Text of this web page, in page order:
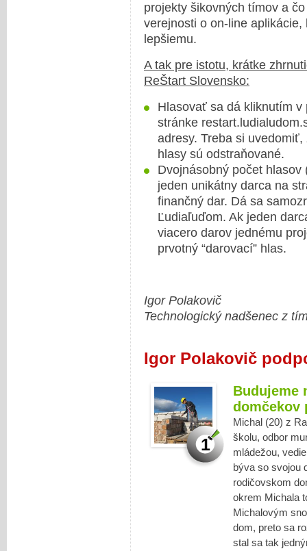
projekty šikovných tímov a
verejnosti o on-line
lepšiemu.
A tak pre istotu, krátke
ReŠtart Slovensko:
Hlasovať sa dá kliknutím
stránke
adresy. Treba si
hlasy sú odstraňované.
Dvojnásobný počet
jeden unikátny darca na
finančný dar. Dá sa
Ľudiaľuďom. Ak jeden
viacero darov jednému
prvotný “darovací” hlas.
Igor Polakovič
Technologický nadšenec z
Igor Polakovič
1
Budujeme
domčekov
Michal (20) z
školu, odbor
mládežou,
býva so svojou
rodičovskom
okrem Michala
Michalovým
dom, preto sa
stal sa tak